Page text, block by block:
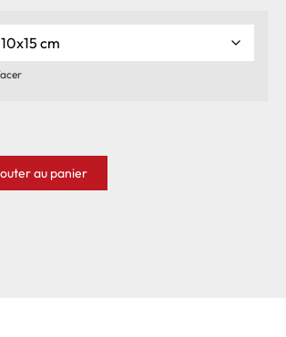
au panier